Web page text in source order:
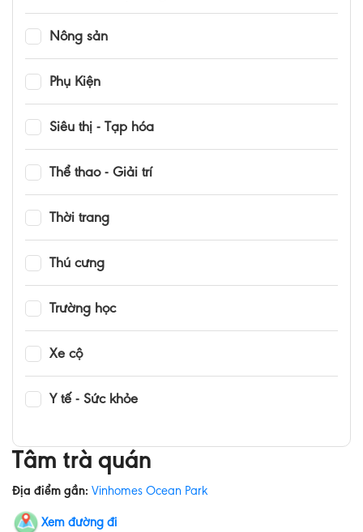
Nông sản
Phụ Kiện
Siêu thị - Tạp hóa
Thể thao - Giải trí
Thời trang
Thú cưng
Trường học
Xe cộ
Y tế - Sức khỏe
Tâm trà quán
Địa điểm gần: Vinhomes Ocean Park
Xem đường đi